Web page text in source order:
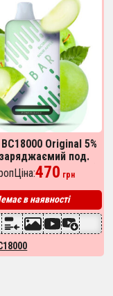
Original 5%
под.
Яблуко (Sour Apple)
470 грн
в наявності